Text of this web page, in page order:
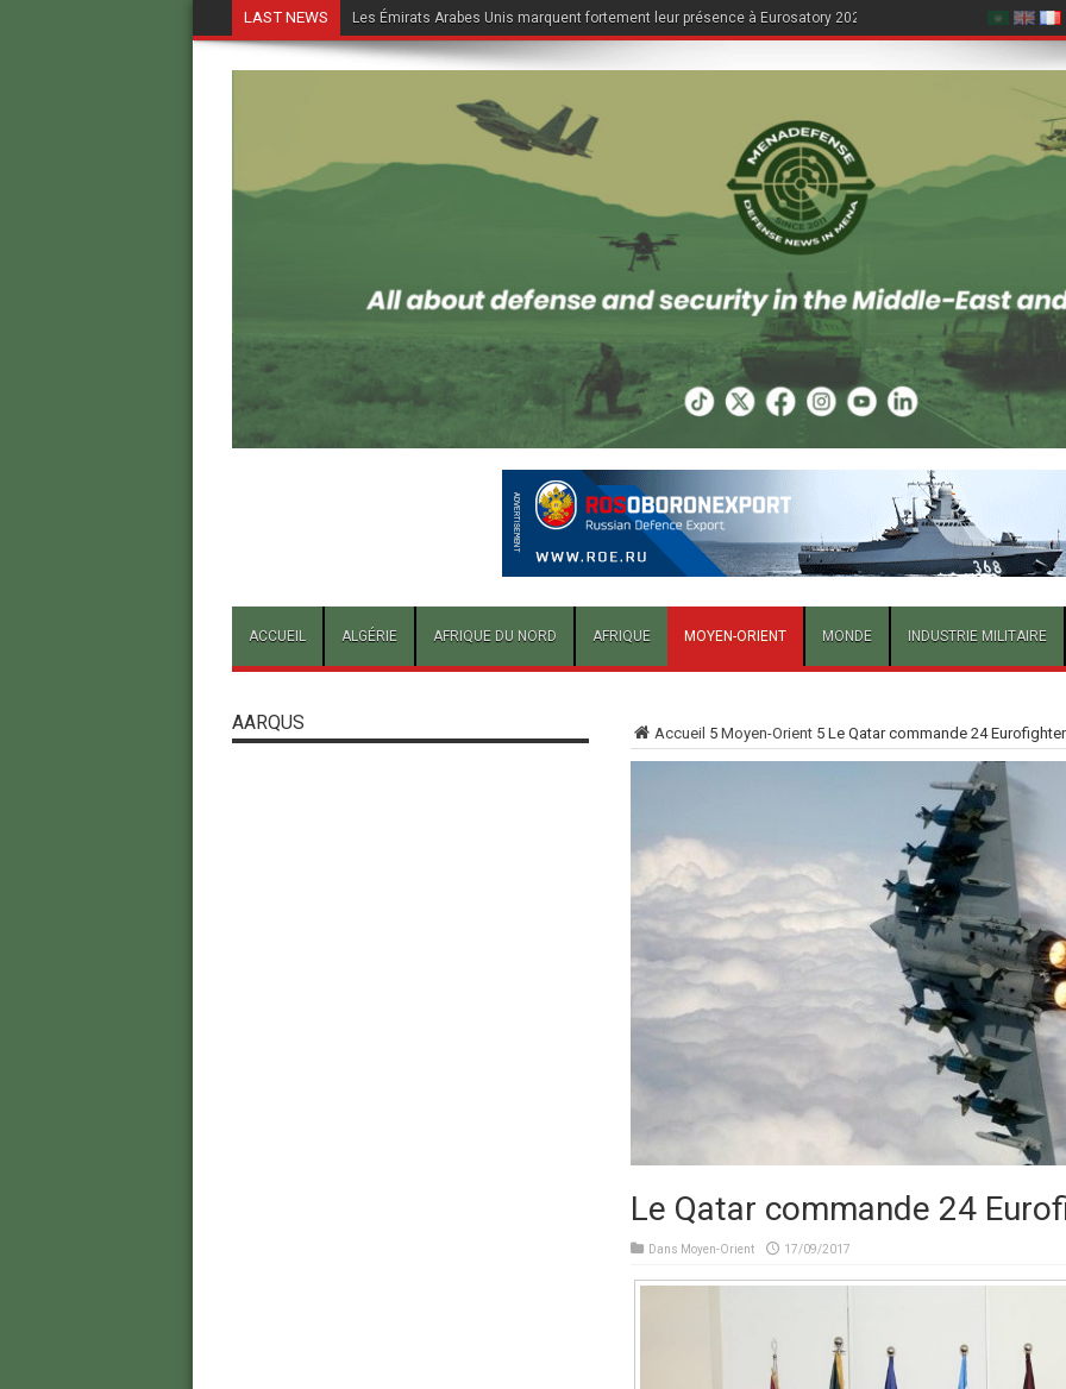
LAST NEWS Les Émirats Arabes Unis marquent fortement leur présence à Eurosatory 2026
ACCUEIL ALGÉRIE AFRIQUE DU NORD AFRIQUE MOYEN-ORIENT MONDE INDUSTRIE MILITAIRE
Accueil 5 Moyen-Orient5 Le Qatar commande 24
Le Qatar commande 24
Dans Moyen-Orient 17/09/2017
AARQUS